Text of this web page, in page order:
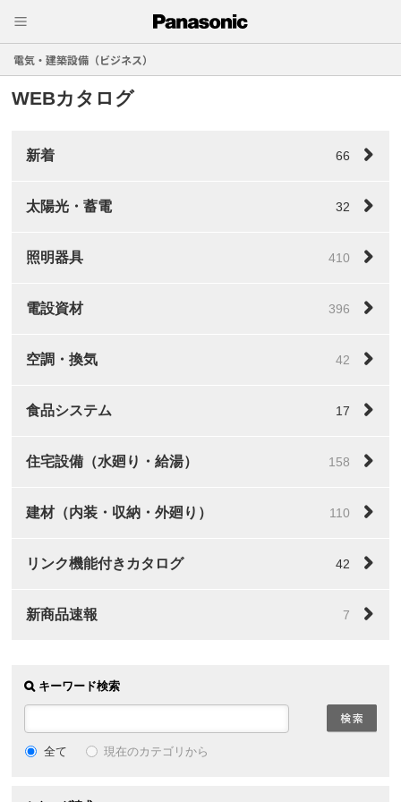
電気・建築設備（ビジネス）
WEBカタログ
新着 66
太陽光・蓄電 32
照明器具 410
電設資材 396
空調・換気 42
食品システム 17
住宅設備（水廻り・給湯） 158
建材（内装・収納・外廻り） 110
リンク機能付きカタログ 42
新商品速報 7
キーワード検索
全て 現在のカテゴリから